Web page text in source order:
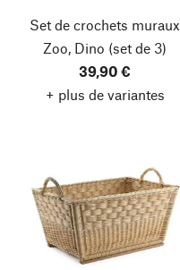
Set de crochets muraux
Zoo, Dino (set de 3)
39,90 €
+ plus de variantes